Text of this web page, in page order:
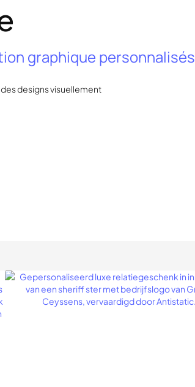
graphique personnalisés
designs visuellement